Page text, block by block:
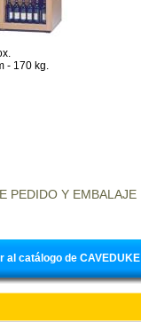
- 170 kg.
PEDIDO Y EMBALAJE
Ir al catálogo de CAVEDUKE